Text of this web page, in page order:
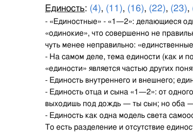
Единость: (4), (11), (16), (22), (23),
- «Единостные» - «1—2»: делающиеся
«одинокие», что совершенно не
чуть менее неправильно:
- На самом деле, тема единости (как и
«единости» является частью других
- Единость внутреннего и внешнего;
- Единость отца и сына «1—2»: от
выходишь под дождь — ты сын; но оба —
- Единость как одна модель света
То есть разделение и отсутствие